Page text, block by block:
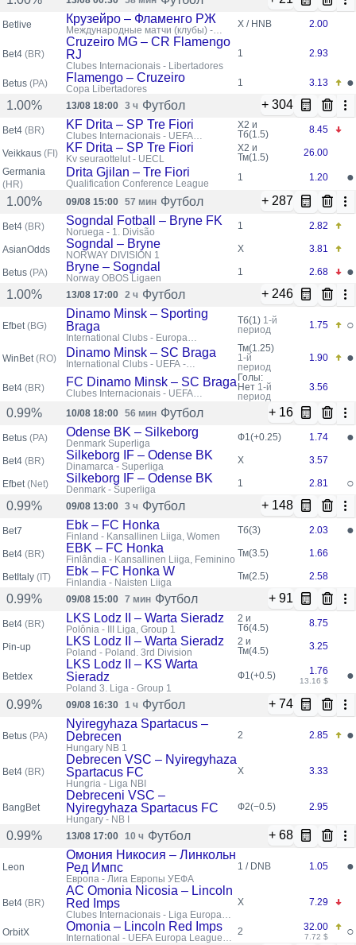
Betlive Крузейро – Фламенго РЖ
Международные матчи (клубы) -
Кубок Либертадорес
X / HNB 2.00
Bet4 (BR)
Cruzeiro MG – CR Flamengo
RJ
Clubes Internacionais - Libertadores
1 2.93
Betus (PA) Flamengo – Cruzeiro
Copa Libertadores
1 3.13
●
1.00%
13/08 18:00 3 ч Футбол + 304
Bet4 (BR) KF Drita – SP Tre Fiori
Clubes Internacionais - UEFA
Conference League
X2 и
Тб(1.5)
8.45
Veikkaus (FI) KF Drita – SP Tre Fiori
Kv seuraottelut - UECL
X2 и
Тм(1.5)
26.00
Germania
(HR)
Drita Gjilan – Tre Fiori
Qualification Conference League
1 1.20
●
1.00%
09/08 15:00 57 мин Футбол + 287
Bet4 (BR) Sogndal Fotball – Bryne FK
Noruega - 1. Divisão
1 2.82
AsianOdds Sogndal – Bryne
NORWAY DIVISION 1
X 3.81
Betus (PA) Bryne – Sogndal
Norway OBOS Ligaen
1 2.68
●
1.00%
13/08 17:00 2 ч Футбол + 246
Efbet(BG)
Dinamo Minsk – Sporting
Braga
International Clubs - Europa
Conference League
Тб(1) 1-й
период
1.75 ○
WinBet(RO) Dinamo Minsk – SC Braga
International Clubs - UEFA -
Тм(1.25)
1-й
период
1.90 ●
Bet4 (BR) FC Dinamo Minsk – SC Braga
Clubes Internacionais - UEFA
Голы:
Нет 1-й
период
3.56
0.99% 10/08 18:00 56 мин Футбол + 16
Betus (PA) Odense BK – Silkeborg
Denmark Superliga
Ф1(+0.25) 1.74 ●
Bet4 (BR) Silkeborg IF – Odense BK
Dinamarca - Superliga
X 3.57
Efbet(Net) Silkeborg IF – Odense BK
Denmark - Superliga
1 2.81
○
0.99%
09/08 13:00 3 ч Футбол + 148
Bet7 Ebk – FC Honka
Finland - Kansallinen Liiga, Women
Тб(3) 2.03 ●
Bet4 (BR) EBK – FC Honka
Finlândia - Kansallinen Liiga, Feminino
Тм(3.5) 1.66
BetItaly (IT) Ebk – FC Honka W
Finlandia - Naisten Liiga
Тм(2.5) 2.58
0.99% 09/08 15:00 7 мин Футбол + 91
Bet4 (BR) LKS Lodz II – Warta Sieradz
Polônia - III Liga, Group 1
2 и
Тб(4.5)
8.75
Pin-up LKS Lodz II – Warta Sieradz
Poland - Poland. 3rd Division
2 и
Тм(4.5)
3.25
Betdex
LKS Lodz II – KS Warta
Sieradz
Poland 3. Liga - Group 1
Ф1(+0.5) 1.76
13.16 $ ●
0.99% 09/08 16:30 1 ч Футбол + 74
Betus (PA)
Nyiregyhaza Spartacus –
Debrecen
Hungary NB 1
2 2.85 ●
Bet4 (BR)
Debrecen VSC – Nyiregyhaza
Spartacus FC
Hungria - Liga NBI
X 3.33
BangBet
Debreceni VSC –
Nyiregyhaza Spartacus FC
Hungary - NB I
Ф2(−0.5) 2.95
0.99% 13/08 17:00 10 ч Футбол + 68
Leon
Омония Никосия – Линкольн
Ред Импс
Европа - Лига Европы УЕФА
1 / DNB 1.05 ●
Bet4 (BR)
AC Omonia Nicosia – Lincoln
Red Imps
Clubes Internacionais - Liga Europa
UEFA
X 7.29
OrbitX Omonia – Lincoln Red Imps
International - UEFA Europa League
2 32.00
7.72 $
○